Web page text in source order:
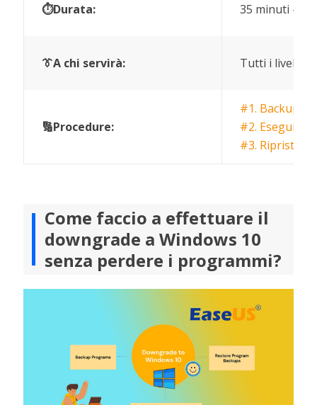
⏱️Durata: 35 minuti - 1
👔A chi servirà: Tutti i livelli
🔢Procedure:
#1. Backup
#2. Esegui il
#3.
Come faccio a effettuare il
downgrade a Windows 10
senza perdere i programmi?